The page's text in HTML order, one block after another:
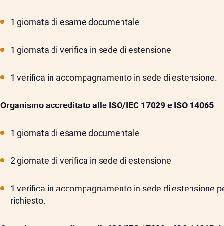
1 giornata di esame documentale
1 giornata di verifica in sede di estensione
1 verifica in accompagnamento in sede di estensione.
Organismo accreditato alle ISO/IEC 17029 e ISO 14065
1 giornata di esame documentale
2 giornate di verifica in sede di estensione
1 verifica in accompagnamento in sede di estensione
richiesto.